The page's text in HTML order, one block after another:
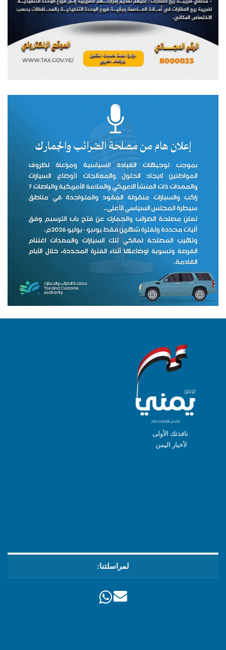
نافذتك الأولى
لأخبار اليمن
لمراسلتنا: